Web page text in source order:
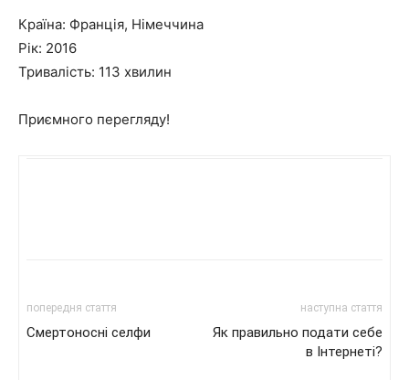
Країна: Франція, Німеччина
Рік: 2016
Тривалість: 113 хвилин
Приємного перегляду!
попередня стаття
Смертоносні селфи
наступна стаття
Як правильно подати себе
в Інтернеті?